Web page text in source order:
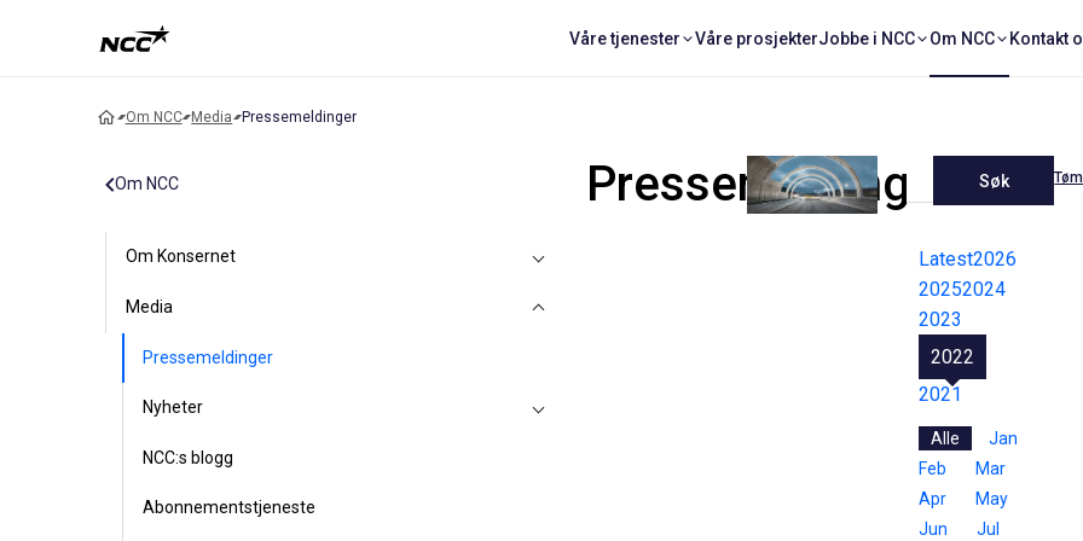
Våre tjenester Våre prosjekterJobbe i NCC Om NCC Kontakt
Om NCC Media Pressemeldinger
Om NCC
Om Konsernet
Media
Pressemeldinger
Nyheter
NCC:s blogg
Abonnementstjeneste
Pressemeldinger Søk
Latest2026
20252024
2023
2022
2021
Alle
Jan
Feb
Mar
Apr
May
Jun
Jul